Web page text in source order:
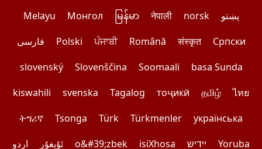
Melayu
Монгол မြန်မာ नेपाली norsk
پښتو
فارسی
Polski ਪੰਜਾਬੀ Română संस्कृत
Српски
slovenský
Slovenščina Soomaali
basa Sunda
kiswahili
svenska Tagalog тоҷикӣ தமிழ்
ไทย
ትግሪኛ
Tsonga Türk Türkmenler
українська
اردو
ئۇيغۇر o&#39;zbek isiXhosa יידיש Yoruba